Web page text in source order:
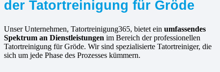
der Tatortreinigung für Gröde
Unser Unternehmen, Tatortreinigung365, bietet ein umfassendes
Spektrum an Dienstleistungen im Bereich der professionellen
Tatortreinigung für Gröde. Wir sind spezialisierte Tatortreiniger, die
sich um jede Phase des Prozesses kümmern.